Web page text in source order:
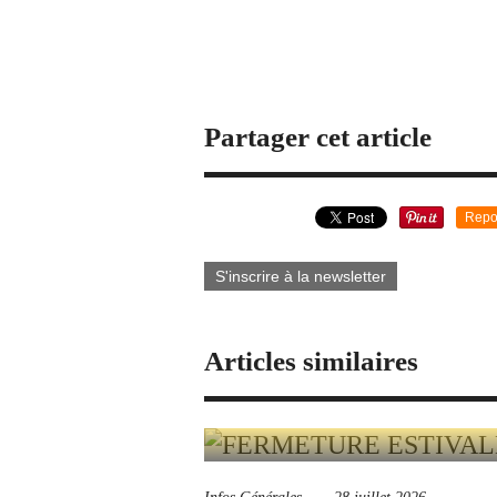
Partager cet article
S'inscrire à la newsletter
Articles similaires